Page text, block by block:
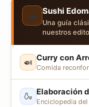
🍣 Sushi
Una guía
nuestros
🍛 Curry con
Comida
🍶 Elaboración
Enciclopedia del